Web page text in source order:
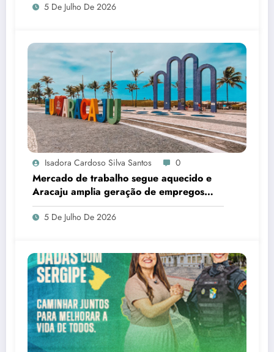
5 De Julho De 2026
Isadora Cardoso Silva Santos 0
Mercado de trabalho segue aquecido e
Aracaju amplia geração de empregos
formais
5 De Julho De 2026